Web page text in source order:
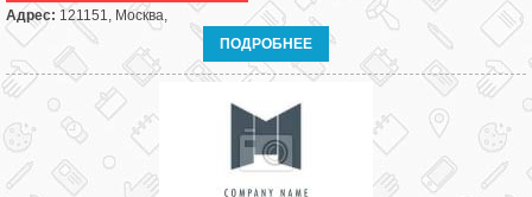
Адрес: 121151, Москва,
ПОДРОБНЕЕ